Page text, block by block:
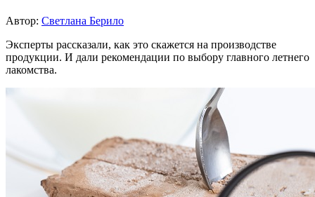
Автор: Светлана Берило
Эксперты рассказали, как это скажется на производстве
продукции. И дали рекомендации по выбору главного летнего
лакомства.